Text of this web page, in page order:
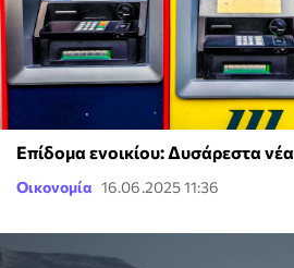
Επίδομα ενοικίου: Δυσάρεστα
Οικονομία 16.06.2025 11:36